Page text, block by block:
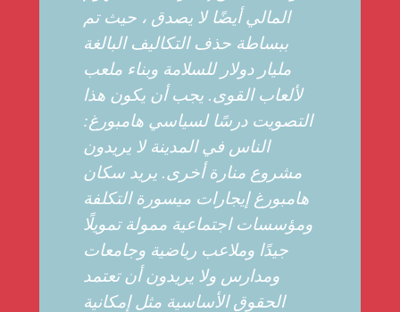
المالي أيضًا لا يصدق ، حيث تم
ببساطة حذف التكاليف البالغة
مليار دولار للسلامة وبناء ملعب
لألعاب القوى. يجب أن يكون هذا
التصويت درسًا لسياسي هامبورغ:
الناس في المدينة لا يريدون
مشروع منارة أخرى. يريد سكان
هامبورغ إيجارات ميسورة التكلفة
ومؤسسات اجتماعية ممولة تمويلًا
جيدًا وملاعب رياضية وجامعات
ومدارس ولا يريدون أن تعتمد
الحقوق الأساسية مثل إمكانية